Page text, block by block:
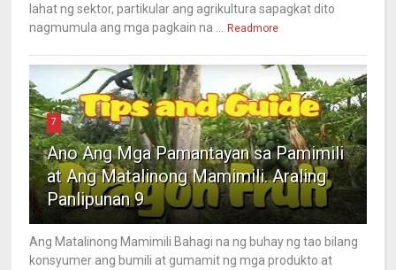
lahat ng sektor, partikular ang agrikultura sapagkat dito
nagmumula ang mga pagkain na ...
Readmore
7
Ano Ang Mga Pamantayan sa Pamimili
at Ang Matalinong Mamimili. Araling
Panlipunan 9
Ang Matalinong Mamimili Bahagi na ng buhay ng tao bilang
konsyumer ang bumili at gumamit ng mga produkto at